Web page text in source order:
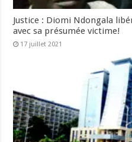
Justice : Diomi Ndongala
avec sa présumée victime!
17 juillet 2021